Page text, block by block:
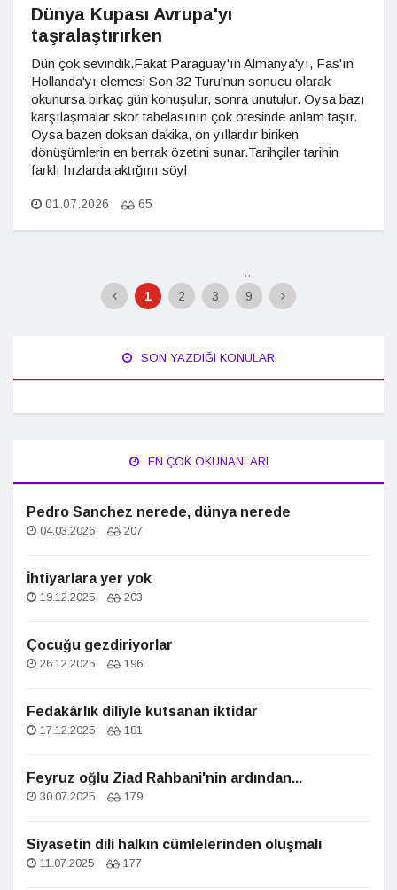
Dünya Kupası Avrupa'yı
taşralaştırırken
Dün çok sevindik.Fakat Paraguay'ın Almanya'yı, Fas'ın
Hollanda'yı elemesi Son 32 Turu'nun sonucu olarak
okunursa birkaç gün konuşulur, sonra unutulur. Oysa bazı
karşılaşmalar skor tabelasının çok ötesinde anlam taşır.
Oysa bazen doksan dakika, on yıllardır biriken
dönüşümlerin en berrak özetini sunar.Tarihçiler tarihin
farklı hızlarda aktığını söyl
01.07.2026 65
1 2 3
...
9
SON YAZDIĞI KONULAR
EN ÇOK OKUNANLARI
Pedro Sanchez nerede, dünya nerede
04.03.2026 207
İhtiyarlara yer yok
19.12.2025 203
Çocuğu gezdiriyorlar
26.12.2025 196
Fedakârlık diliyle kutsanan iktidar
17.12.2025 181
Feyruz oğlu Ziad Rahbani'nin ardından...
30.07.2025 179
Siyasetin dili halkın cümlelerinden oluşmalı
11.07.2025 177